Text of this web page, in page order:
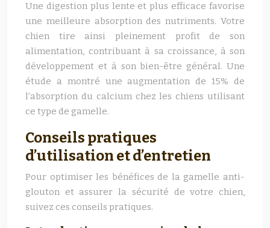
Une digestion plus lente et plus efficace favorise
une meilleure absorption des nutriments. Votre
chien tire ainsi pleinement profit de son
alimentation, contribuant à sa croissance, à son
développement et à son bien-être général. Une
étude a montré une augmentation de 15% de
l’absorption du calcium chez les chiens utilisant
ce type de gamelle.
Conseils pratiques
d’utilisation et d’entretien
Pour optimiser les bénéfices de la gamelle anti-
glouton et assurer la sécurité de votre chien,
suivez ces conseils pratiques.